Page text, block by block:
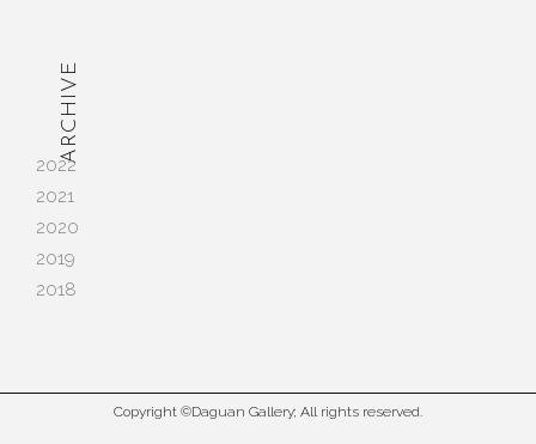
ARCHIVE
2022
2021
2020
2019
2018
Copyright ©Daguan Gallery; All rights reserved.